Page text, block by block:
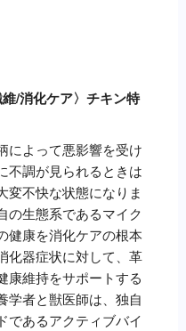
/消化ケア〉チキン特
によって悪影響を受け
不調が見られるときは
変不快な状態になりま
の生態系であるマイク
健康を消化ケアの根本
化器症状に対して、革
康維持をサポートする
学者と獣医師は、独自
であるアクティブバイ